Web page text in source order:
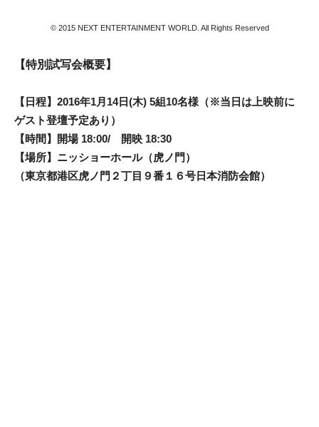
© 2015 NEXT ENTERTAINMENT WORLD. All Rights Reserved
【特別試写会概要】
【日程】2016年1月14日(木) 5組10名様（※当日は上映前に
ゲスト登壇予定あり）
【時間】開場 18:00/ 開映 18:30
【場所】ニッショーホール（虎ノ門）
（東京都港区虎ノ門２丁目９番１６号日本消防会館）